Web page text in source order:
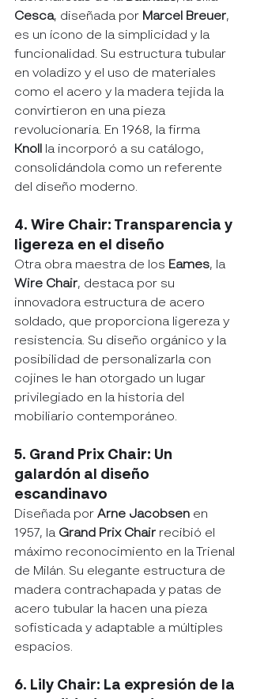
Cesca, diseñada por Marcel Breuer,
es un ícono de la simplicidad y la
funcionalidad. Su estructura tubular
en voladizo y el uso de materiales
como el acero y la madera tejida la
convirtieron en una pieza
revolucionaria. En 1968, la firma
Knoll
la incorporó a su catálogo,
consolidándola como un referente
del diseño moderno.
4. Wire Chair: Transparencia y
ligereza en el diseño
Otra obra maestra de los Eames, la
Wire Chair, destaca por su
innovadora estructura de acero
soldado, que proporciona ligereza y
resistencia. Su diseño orgánico y la
posibilidad de personalizarla con
cojines le han otorgado un lugar
privilegiado en la historia del
mobiliario contemporáneo.
5. Grand Prix Chair: Un
galardón al diseño
escandinavo
Diseñada por Arne Jacobsen en
1957, la Grand Prix Chair recibió el
máximo reconocimiento en la Trienal
de Milán. Su elegante estructura de
madera contrachapada y patas de
acero tubular la hacen una pieza
sofisticada y adaptable a múltiples
espacios.
6. Lily Chair: La expresión de la